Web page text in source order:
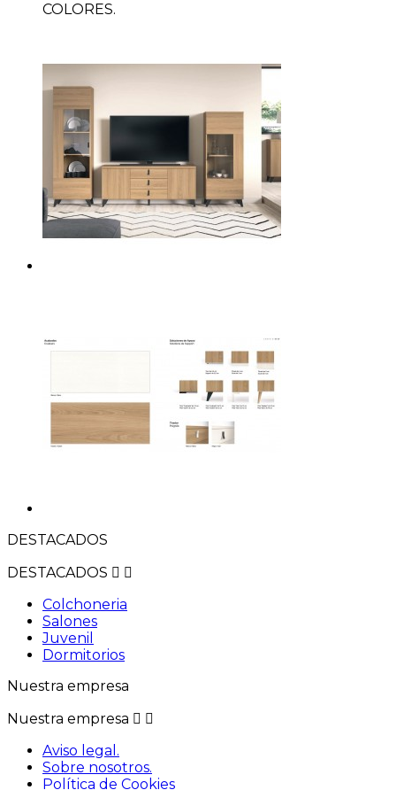
COLORES.
DESTACADOS
DESTACADOS  
Colchoneria
Salones
Juvenil
Dormitorios
Nuestra empresa
Nuestra empresa  
Aviso legal.
Sobre nosotros.
Política de Cookies